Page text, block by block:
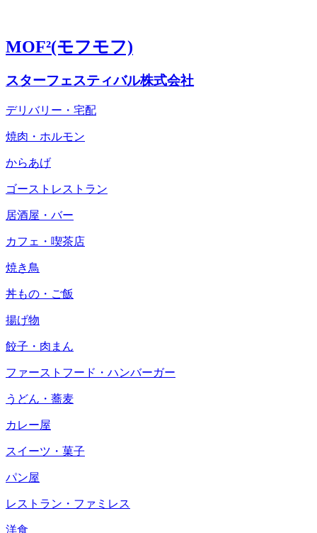
MOF²(モフモフ)
スターフェスティバル株式会社
デリバリー・宅配
焼肉・ホルモン
からあげ
ゴーストレストラン
居酒屋・バー
カフェ・喫茶店
焼き鳥
丼もの・ご飯
揚げ物
餃子・肉まん
ファーストフード・ハンバーガー
うどん・蕎麦
カレー屋
スイーツ・菓子
パン屋
レストラン・ファミレス
洋食